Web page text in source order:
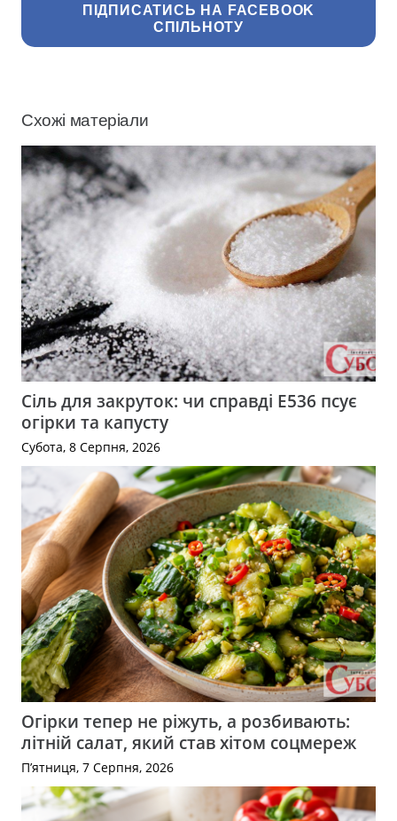
ПІДПИСАТИСЬ НА FACEBOOK
СПІЛЬНОТУ
Схожі матеріали
Сіль для закруток: чи справді Е536 псує
огірки та капусту
Субота, 8 Серпня, 2026
Огірки тепер не ріжуть, а розбивають:
літній салат, який став хітом соцмереж
П’ятниця, 7 Серпня, 2026